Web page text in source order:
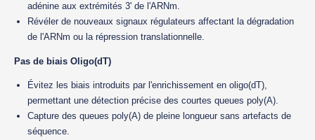
adénine aux extrémités 3' de l'ARNm.
Révéler de nouveaux signaux régulateurs affectant la dégradation
de l'ARNm ou la répression translationnelle.
Pas de biais Oligo(dT)
Évitez les biais introduits par l'enrichissement en oligo(dT),
permettant une détection précise des courtes queues poly(A).
Capture des queues poly(A) de pleine longueur sans artefacts de
séquence.